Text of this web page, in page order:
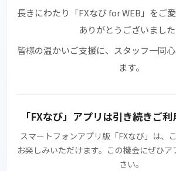
長きにわたり 「FXなび for WEB」 をご
ありがとうございました
皆様の温かいご支援に、スタッフ一同
ます。
「FXなび」アプリ は引き続きご
スマートフォンアプリ版 「FXなび」 は、
お楽しみいただけます。この機会にぜひ
さい。